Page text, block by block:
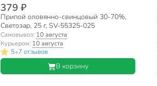
379 ₽
Припой оловянно-свинцовый 30-70%,
Светозар, 25 г, SV-55325-025
Самовывоз: 10 августа
Курьером: 10 августа
5•7 отзывов
В корзину